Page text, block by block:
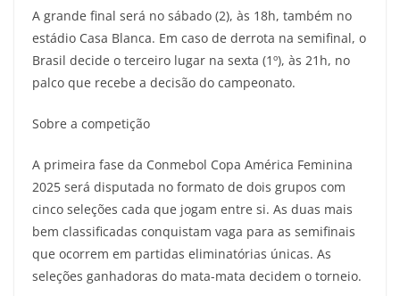
A grande final será no sábado (2), às 18h, também no
estádio Casa Blanca. Em caso de derrota na semifinal, o
Brasil decide o terceiro lugar na sexta (1º), às 21h, no
palco que recebe a decisão do campeonato.
Sobre a competição
A primeira fase da Conmebol Copa América Feminina
2025 será disputada no formato de dois grupos com
cinco seleções cada que jogam entre si. As duas mais
bem classificadas conquistam vaga para as semifinais
que ocorrem em partidas eliminatórias únicas. As
seleções ganhadoras do mata-mata decidem o torneio.